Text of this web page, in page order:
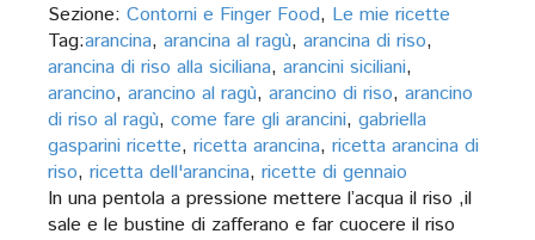
Sezione: Contorni e Finger Food, Le mie ricette
Tag:arancina, arancina al ragù, arancina di riso,
arancina di riso alla siciliana, arancini siciliani,
arancino, arancino al ragù, arancino di riso, arancino
di riso al ragù, come fare gli arancini, gabriella
gasparini ricette, ricetta arancina, ricetta arancina di
riso, ricetta dell'arancina, ricette di gennaio
In una pentola a pressione mettere l’acqua il riso ,il
sale e le bustine di zafferano e far cuocere il riso